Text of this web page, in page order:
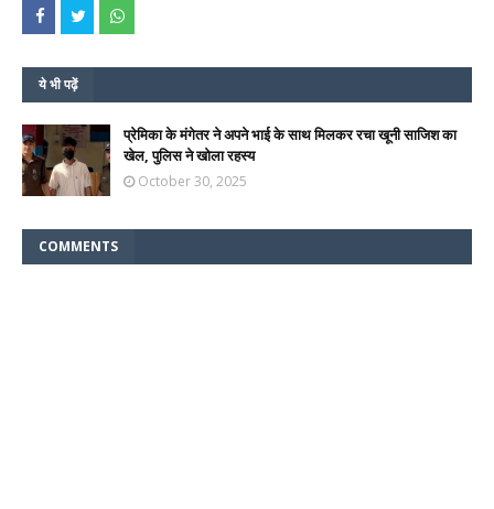
ये भी पढ़ें
प्रेमिका के मंगेतर ने अपने भाई के साथ मिलकर रचा खूनी साजिश का
खेल, पुलिस ने खोला रहस्य
October 30, 2025
COMMENTS